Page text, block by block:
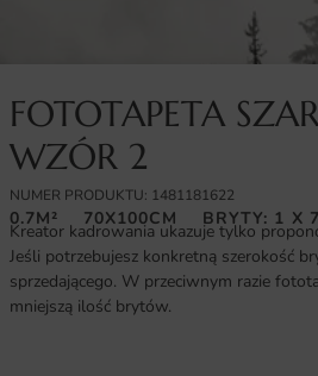
FOTOTAPETA
WZÓR 2
NUMER PRODUKTU: 1481181622
0.7M² 70X100CM BRYTY: 1 X
Kreator kadrowania ukazuje tylko
Jeśli potrzebujesz konkretną szerokość
sprzedającego. W przeciwnym razie
mniejszą ilość brytów.